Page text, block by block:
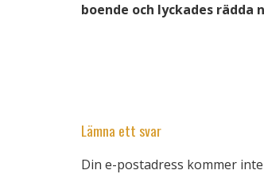
boende och lyckades
Lämna ett svar
Din e-postadress kommer